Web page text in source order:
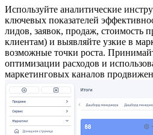
Используйте аналитические
ключевых показателей
лидов, заявок, продаж, стоимость
клиентам) и выявляйте узкие в
возможные точки роста.
оптимизации расходов и
маркетинговых каналов